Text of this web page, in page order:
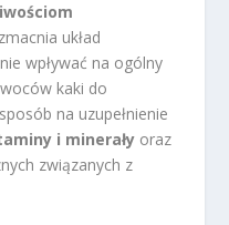
układ
wpływać na ogólny
kaki do
na uzupełnienie
i minerały oraz
związanych z